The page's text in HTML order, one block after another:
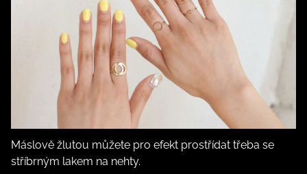
Máslově žlutou můžete pro efekt prostřídat třeba se
stříbrným lakem na nehty.